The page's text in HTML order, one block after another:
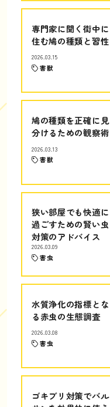
専門家に聞く街中に
住む鳩の種類と習性
2026.03.15
害獣
鳩の種類を正確に見
分けるための観察術
2026.03.13
害獣
狭い部屋でも快適に
過ごすための賢い虫
対策のアドバイス
2026.03.09
害虫
水質浄化の指標とな
る赤虫の生態調査
2026.03.08
害虫
ゴキブリ対策でバル